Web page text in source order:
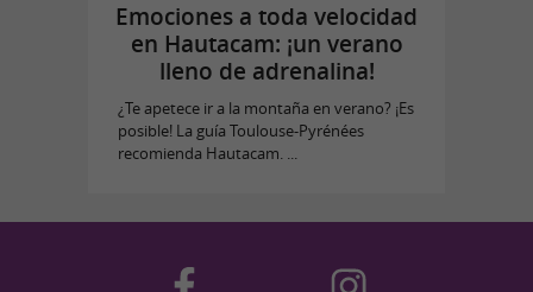
Emociones a toda velocidad
en Hautacam: ¡un verano
lleno de adrenalina!
¿Te apetece ir a la montaña en verano? ¡Es
posible! La guía Toulouse-Pyrénées
recomienda Hautacam. ...